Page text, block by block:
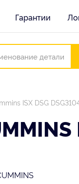
Гарантии
ISX DSG